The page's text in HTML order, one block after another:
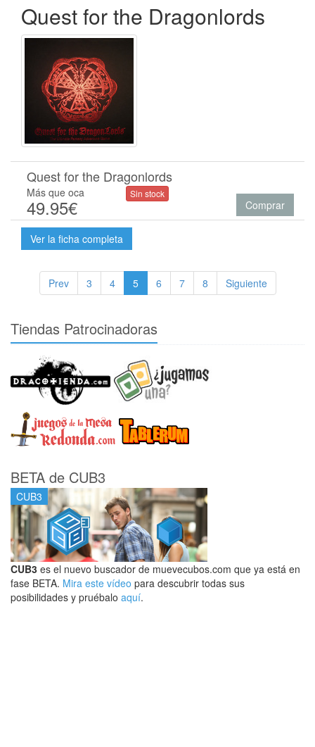
Quest for the Dragonlords
Quest for the Dragonlords
Más que oca
49.95€
Sin stock
Comprar
Ver la ficha completa
Prev 3 4 5 6 7 8 Siguiente
Tiendas Patrocinadoras
BETA de CUB3
CUB3
CUB3 es el nuevo buscador de muevecubos.com que ya está en
fase BETA. Mira este vídeo para descubrir todas sus
posibilidades y pruébalo aquí.